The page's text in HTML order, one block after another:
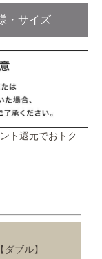
・サイズ
ト還元でおトク
【ダブル】